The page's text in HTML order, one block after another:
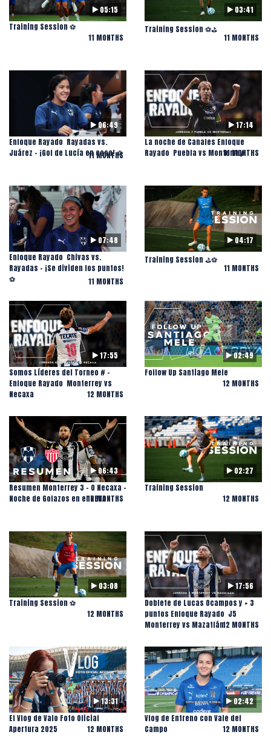
05:15
Training Session ⚽️
11 MONTHS
03:41
Training Session ⚽️⛳️
11 MONTHS
06:49
Enfoque Rayado ️ Rayadas vs.
Juárez - ¡Gol de Lucía en casa! ⚽️
11 MONTHS
17:14
La noche de Canales Enfoque
Rayado ️ Puebla vs Monterrey
11 MONTHS
07:48
Enfoque Rayado ️ Chivas vs.
Rayadas - ¡Se dividen los puntos!
⚽️
11 MONTHS
04:17
Training Session ⛳️⚽️
11 MONTHS
17:55
Somos Líderes del Torneo # -
Enfoque Rayado ️ Monterrey vs
Necaxa
12 MONTHS
02:49
Follow Up Santiago Mele
12 MONTHS
06:43
Resumen Monterrey 3 - 0 Necaxa -
Noche de Golazos en el BBVA12 MONTHS
02:27
Training Session ️
12 MONTHS
03:08
Training Session ⚽️
12 MONTHS
17:56
Doblete de Lucas Ocampos y + 3
puntos Enfoque Rayado ️ J5
Monterrey vs Mazatlán12 MONTHS
13:31
El Vlog de Valo Foto Oficial
Apertura 2025
12 MONTHS
02:42
Vlog de Entreno con Vale del
Campo
12 MONTHS